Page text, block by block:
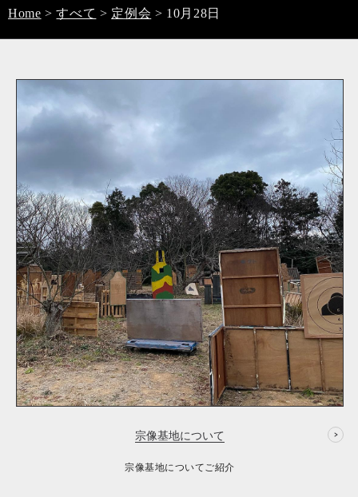
Home >すべて > 定例会 > 10月28日
宗像基地について
宗像基地についてご紹介